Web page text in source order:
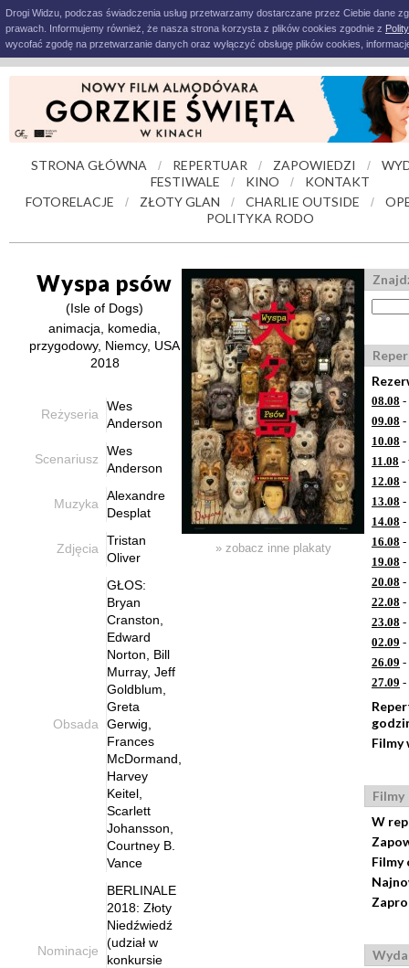
Drogi Widzu, podczas świadczenia usług przetwarzamy dostarczane przez Ciebie dane
prawach. Informujemy również, że nasza strona korzysta z plików cookies zgodnie z
wycofać zgodę na przetwarzanie danych oraz wyłączyć obsługę plików cookies,
STRONA GŁÓWNA / REPERTUAR / ZAPOWIEDZI /
FESTIWALE
/ KINO /
KONTAKT
FOTORELACJE
/ ZŁOTY GLAN / CHARLIE OUTSIDE /
POLITYKA RODO
Wyspa psów
(Isle of Dogs)
animacja, komedia,
przygodowy, Niemcy, USA
2018
Reżyseria
Wes
Anderson
Scenariusz
Wes
Anderson
Muzyka
Alexandre
Desplat
Zdjęcia
Tristan
Oliver
Obsada
GŁOS:
Bryan
Cranston,
Edward
Norton, Bill
Murray, Jeff
Goldblum,
Greta
Gerwig,
Frances
McDormand,
Harvey
Keitel,
Scarlett
Johansson,
Courtney B.
Vance
Nominacje
BERLINALE
2018: Złoty
Niedźwiedź
(udział w
konkursie
» zobacz inne plakaty
08.08 -
09.08 -
10.08 -
11.08 -
12.08 -
13.08 -
14.08 -
16.08 -
19.08 -
20.08 -
22.08 -
23.08 -
02.09 -
26.09 -
27.09 -
Filmy
Filmy
W
Filmy